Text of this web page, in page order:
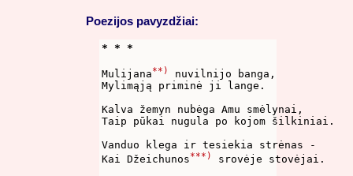
Poezijos pavyzdžiai:
* * *
Mulijana**)
nuvilnijo banga,
Mylimąją priminė ji lange.
Kalva žemyn nubėga Amu smėlynai,
Taip pūkai nugula po kojom šilkiniai.
Vanduo klega ir tesiekia strėnas -
Kai Džeichunos***)
srovėje stovėjai.